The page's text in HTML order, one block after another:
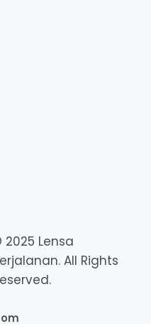
2025 Lensa
All Rights